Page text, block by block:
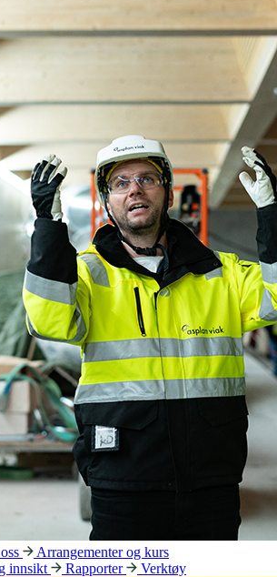
Arrangementer og kurs
innsikt Rapporter Verktøy